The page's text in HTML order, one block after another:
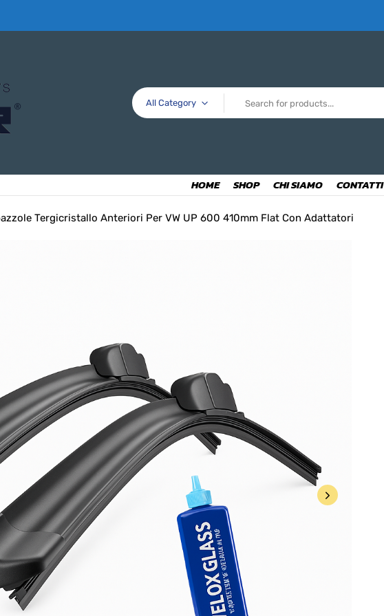
All Category
HOME SHOP CHI SIAMO CONTATTI
Tergicristallo Anteriori Per VW UP 600 410mm Flat Con Adattatori